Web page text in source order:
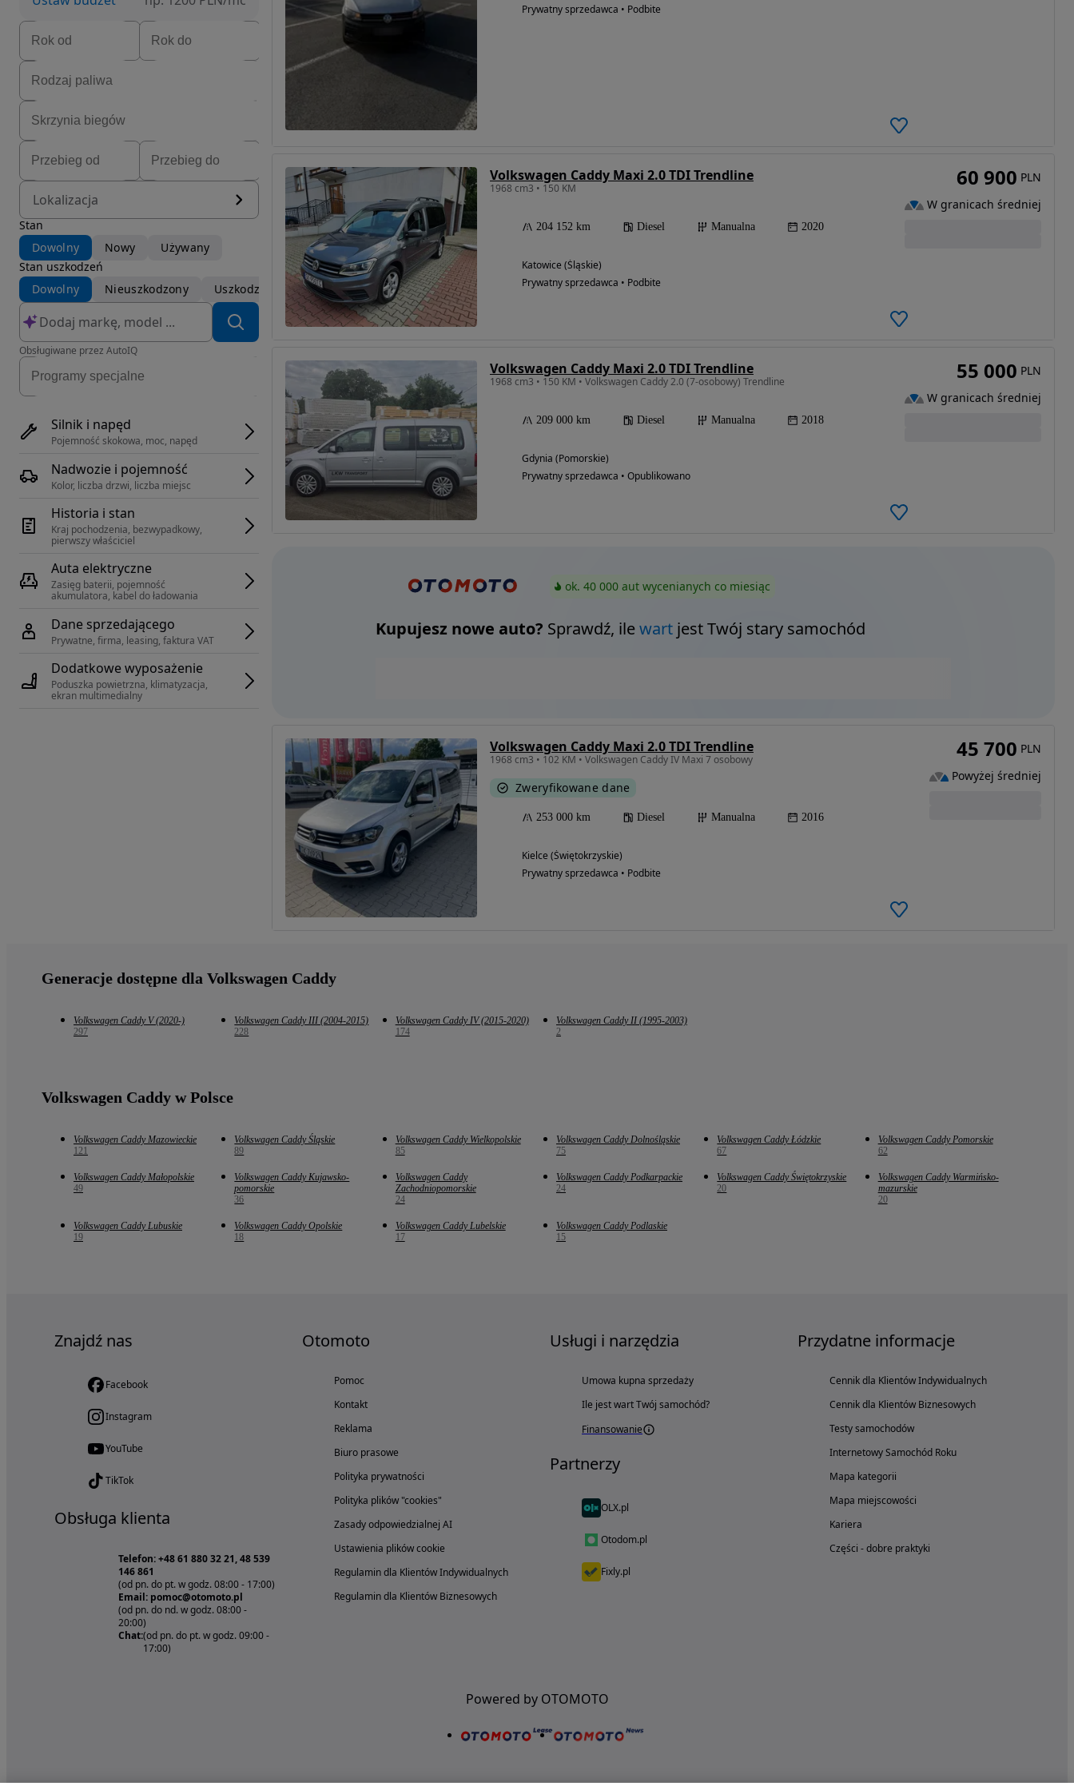
Lokalizacja
Stan
Dowolny
Nowy
Używany
Stan uszkodzeń
Dowolny
Nieuszkodzony Uszkodzony
Obsługiwane przez AutoIQ
Silnik i napęd
Pojemność skokowa, moc, napęd
Nadwozie i pojemność
Kolor, liczba drzwi, liczba miejsc
Historia i stan
Kraj pochodzenia, bezwypadkowy,
pierwszy właściciel
Auta elektryczne
Zasięg baterii, pojemność
akumulatora, kabel do ładowania
Dane sprzedającego
Prywatne, firma, leasing, faktura VAT
Dodatkowe wyposażenie
Poduszka powietrzna, klimatyzacja,
ekran multimedialny
Prywatny sprzedawca • Podbite
Volkswagen Caddy Maxi 2.0 TDI Trendline
1968 cm3 • 150 KM
204 152 km Diesel Manualna 2020
Katowice (Śląskie)
Prywatny sprzedawca • Podbite
60 900 PLN
W granicach średniej
Volkswagen Caddy Maxi 2.0 TDI Trendline
1968 cm3 • 150 KM • Volkswagen Caddy 2.0 (7-osobowy) Trendline
209 000 km Diesel Manualna 2018
Gdynia (Pomorskie)
Prywatny sprzedawca • Opublikowano
55 000 PLN
W granicach średniej
ok. 40 000 aut wycenianych co miesiąc
Kupujesz nowe auto? Sprawdź, ilewartjest Twój stary samochód
Volkswagen Caddy Maxi 2.0 TDI Trendline
1968 cm3 • 102 KM • Volkswagen Caddy IV Maxi 7 osobowy
Zweryfikowane dane
253 000 km Diesel Manualna 2016
Kielce (Świętokrzyskie)
Prywatny sprzedawca • Podbite
45 700 PLN
Powyżej średniej
Generacje dostępne dla Volkswagen Caddy
Volkswagen Caddy V (2020-)
297
Volkswagen Caddy III (2004-2015)
228
Volkswagen Caddy IV (2015-2020)
174
Volkswagen Caddy II (1995-2003)
2
Volkswagen Caddy w Polsce
Volkswagen Caddy Mazowieckie
121
Volkswagen Caddy Śląskie
89
Volkswagen Caddy Wielkopolskie
85
Volkswagen Caddy Dolnośląskie
75
Volkswagen Caddy Łódzkie
67
Volkswagen Caddy Pomorskie
62
Volkswagen Caddy Małopolskie
49
Volkswagen Caddy Kujawsko-
pomorskie
36
Volkswagen Caddy
Zachodniopomorskie
24
Volkswagen Caddy Podkarpackie
24
Volkswagen Caddy Świętokrzyskie
20
Volkswagen Caddy Warmińsko-
mazurskie
20
Volkswagen Caddy Lubuskie
19
Volkswagen Caddy Opolskie
18
Volkswagen Caddy Lubelskie
17
Volkswagen Caddy Podlaskie
15
Znajdź nas
Facebook
Instagram
YouTube
TikTok
Obsługa klienta
Telefon: +48 61 880 32 21, 48 539
146 861
(od pn. do pt. w godz. 08:00 - 17:00)
Email: pomoc@otomoto.pl
(od pn. do nd. w godz. 08:00 -
20:00)
Chat:(od pn. do pt. w godz. 09:00 -
17:00)
Otomoto
Pomoc
Kontakt
Reklama
Biuro prasowe
Polityka prywatności
Polityka plików "cookies"
Zasady odpowiedzialnej AI
Ustawienia plików cookie
Regulamin dla Klientów Indywidualnych
Regulamin dla Klientów Biznesowych
Usługi i narzędzia
Umowa kupna sprzedaży
Ile jest wart Twój samochód?
Finansowanie
Partnerzy
OLX.pl
Otodom.pl
Fixly.pl
Przydatne informacje
Cennik dla Klientów Indywidualnych
Cennik dla Klientów Biznesowych
Testy samochodów
Internetowy Samochód Roku
Mapa kategorii
Mapa miejscowości
Kariera
Części - dobre praktyki
Powered by OTOMOTO